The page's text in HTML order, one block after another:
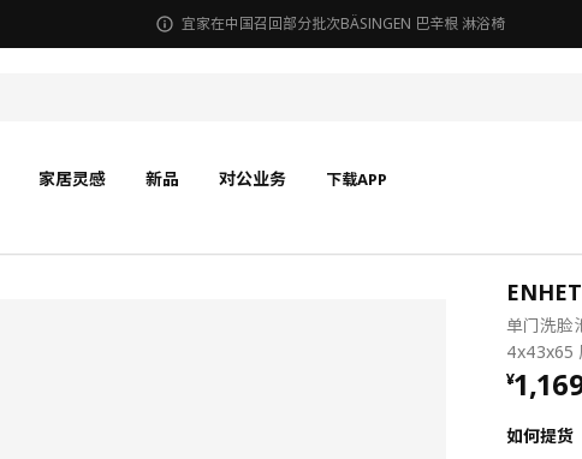
宜家在中国召回部分批次BÄSINGEN 巴辛根 淋浴椅
家居灵感 新品 对公业务 下载APP
单门洗脸
4x43x65
¥
¥
如何提货